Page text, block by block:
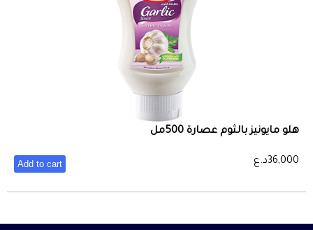
هلو مايونيز بالثوم عصارة 500مل
36,000د.ع Add to cart